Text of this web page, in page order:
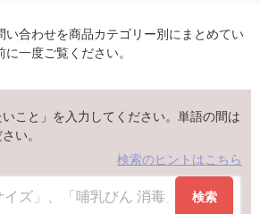
い合わせを商品カテゴリー別にまとめてい
一度ご覧ください。
いこと」を入力してください。単語の間は
い。
検索のヒントはこちら
検索